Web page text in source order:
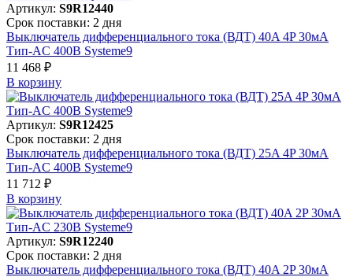
Артикул: S9R12440
Срок поставки: 2 дня
Выключатель дифференциального тока (ВДТ) 40A 4P 30мА
Тип-AC 400В Systeme9
11 468 ₽
В корзинy
Артикул: S9R12425
Срок поставки: 2 дня
Выключатель дифференциального тока (ВДТ) 25A 4P 30мА
Тип-AC 400В Systeme9
11 712 ₽
В корзинy
Артикул: S9R12240
Срок поставки: 2 дня
Выключатель дифференциального тока (ВДТ) 40A 2P 30мА